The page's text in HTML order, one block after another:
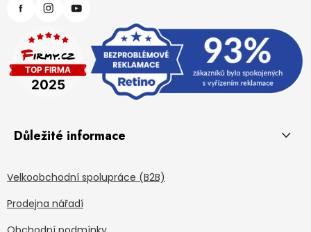
Důležité informace
Velkoobchodní spolupráce (B2B)
Prodejna nářadí